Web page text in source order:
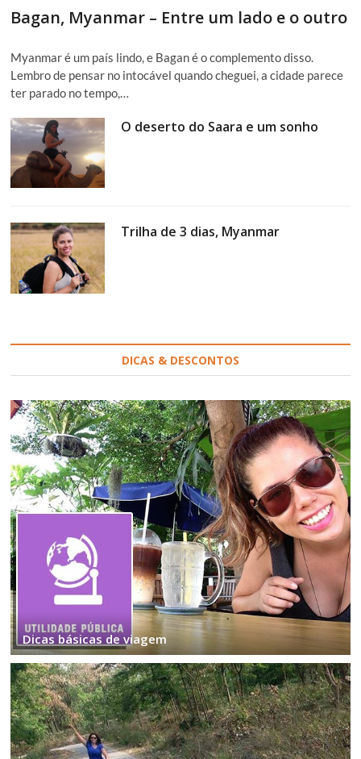
Bagan, Myanmar – Entre um lado e o outro
Myanmar é um país lindo, e Bagan é o complemento disso.
Lembro de pensar no intocável quando cheguei, a cidade parece
ter parado no tempo,…
O deserto do Saara e um sonho
Trilha de 3 dias, Myanmar
DICAS & DESCONTOS
Dicas básicas de viagem